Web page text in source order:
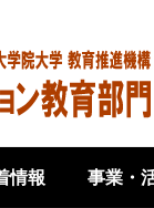
情報 事業・